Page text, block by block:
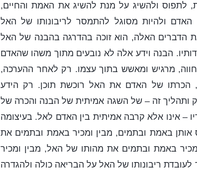
לתפוס ולהשיג על מנת להשיג את האמת והחיים,
האדם ולהיות מסוגל להתמסר לריבונותו של האל
הדברים האלה, הוא זוכה בהדרגה בהבנה של האל
הבנה וידע אלה לא נובעים מתוך משהו שהאדם
מרגיש ומאשש בתוך עצמו. רק לאחר ההערכה,
הכרתו של האדם את האל רוכשת תוכן. רק הידע
ותהליך זה – של השגה אמיתית של הבנה והכרה של
– אינו אלא קרבה אמיתית בין האדם לאל. בעיצומה
אותן באמת ובתמים, מבין ומכיר באמת ובתמים את
באמת ובתמים את מהותו של האל, מבין ומכיר
ריבונותו של האל על הבריאה כולה ולהגדרה